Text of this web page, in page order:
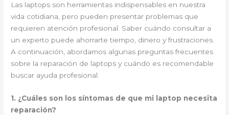
Las laptops son herramientas indispensables en nuestra
vida cotidiana, pero pueden presentar problemas que
requieren atención profesional. Saber cuándo consultar a
un experto puede ahorrarte tiempo, dinero y frustraciones.
A continuación, abordamos algunas preguntas frecuentes
sobre la reparación de laptops y cuándo es recomendable
buscar ayuda profesional.
1. ¿Cuáles son los síntomas de que mi laptop necesita
reparación?